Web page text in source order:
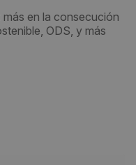
en la consecución
ODS, y más